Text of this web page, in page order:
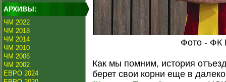
АРХИВЫ:
ЧМ 2022
ЧМ 2018
ЧМ 2014
ЧМ 2010
ЧМ 2006
ЧМ 2002
ЕВРО 2024
Фото - ФК
Как мы помним, история
берет свои корни еще в